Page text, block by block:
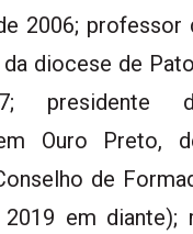
2006; professor
diocese de
presidente
Ouro Preto,
de
em diante);